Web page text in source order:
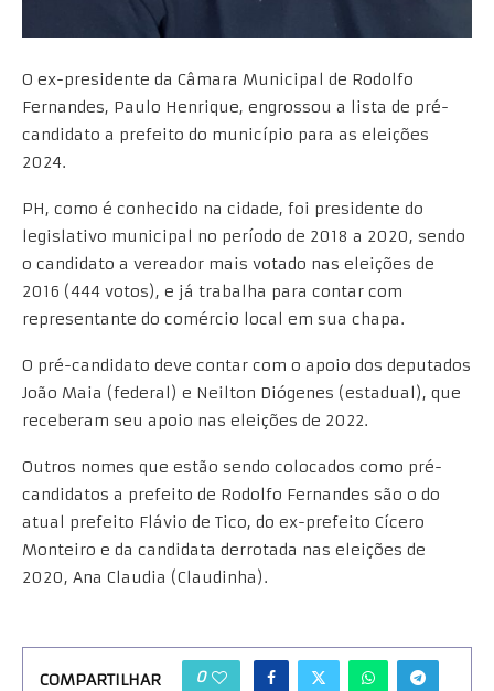
O ex-presidente da Câmara Municipal de Rodolfo
Fernandes, Paulo Henrique, engrossou a lista de pré-
candidato a prefeito do município para as eleições
2024.
PH, como é conhecido na cidade, foi presidente do
legislativo municipal no período de 2018 a 2020, sendo
o candidato a vereador mais votado nas eleições de
2016 (444 votos), e já trabalha para contar com
representante do comércio local em sua chapa.
O pré-candidato deve contar com o apoio dos deputados
João Maia (federal) e Neilton Diógenes (estadual), que
receberam seu apoio nas eleições de 2022.
Outros nomes que estão sendo colocados como pré-
candidatos a prefeito de Rodolfo Fernandes são o do
atual prefeito Flávio de Tico, do ex-prefeito Cícero
Monteiro e da candidata derrotada nas eleições de
2020, Ana Claudia (Claudinha).
COMPARTILHAR 0